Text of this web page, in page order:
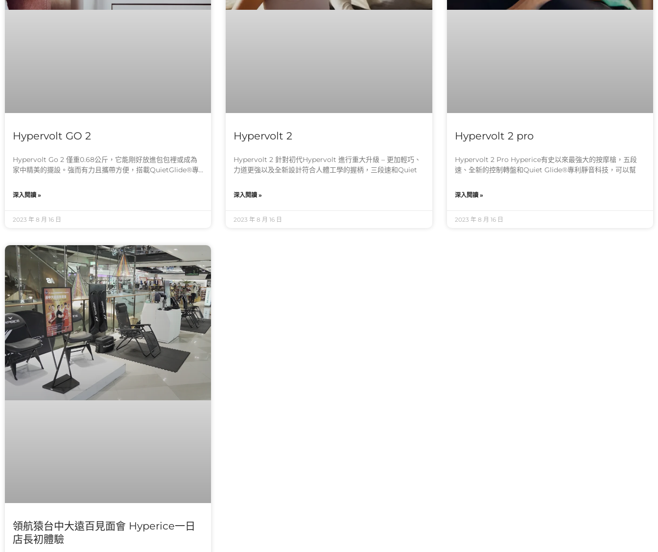
Hypervolt GO 2
Hypervolt Go 2 僅重0.68公斤，它能剛好放進包包裡或成為
家中精美的擺設。強而有力且攜帶方便，搭載QuietGlide®專
深入閱讀 »
2023 年 8 月 16 日
Hypervolt 2
Hypervolt 2 針對初代Hypervolt 進行重大升級 – 更加輕巧、
力道更強以及全新設計符合人體工學的握柄，三段速和Quiet
深入閱讀 »
2023 年 8 月 16 日
Hypervolt 2 pro
Hypervolt 2 Pro Hyperice有史以來最強大的按摩槍，五段
速、全新的控制轉盤和Quiet Glide®專利靜音科技，可以幫
深入閱讀 »
2023 年 8 月 16 日
領航猿台中大遠百見面會 Hyperice一日
店長初體驗